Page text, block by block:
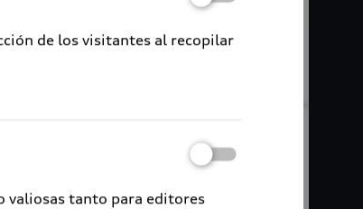
de los visitantes al recopilar
valiosas tanto para editores